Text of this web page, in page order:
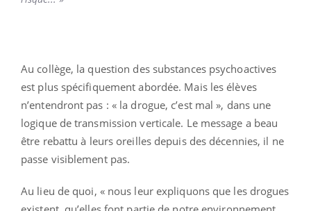
Au collège, la question des substances psychoactives
est plus spécifiquement abordée. Mais les élèves
n’entendront pas : « la drogue, c’est mal », dans une
logique de transmission verticale. Le message a beau
être rebattu à leurs oreilles depuis des décennies, il ne
passe visiblement pas.
Au lieu de quoi, « nous leur expliquons que les drogues